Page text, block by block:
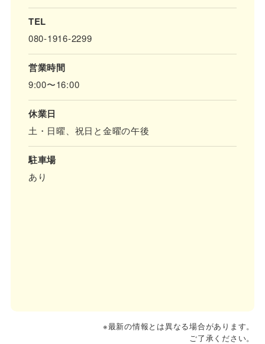
TEL
080-1916-2299
営業時間
9:00〜16:00
休業日
土・日曜、祝日と金曜の午後
駐車場
あり
※最新の情報とは異なる場合があります。
ご了承ください。